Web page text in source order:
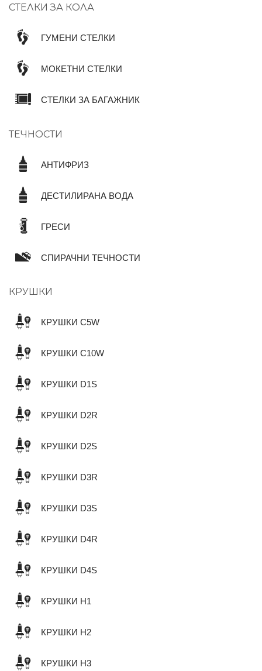
СТЕЛКИ ЗА КОЛА
ГУМЕНИ СТЕЛКИ
МОКЕТНИ СТЕЛКИ
СТЕЛКИ ЗА БАГАЖНИК
ТЕЧНОСТИ
АНТИФРИЗ
ДЕСТИЛИРАНА ВОДА
ГРЕСИ
СПИРАЧНИ ТЕЧНОСТИ
КРУШКИ
КРУШКИ C5W
КРУШКИ C10W
КРУШКИ D1S
КРУШКИ D2R
КРУШКИ D2S
КРУШКИ D3R
КРУШКИ D3S
КРУШКИ D4R
КРУШКИ D4S
КРУШКИ H1
КРУШКИ H2
КРУШКИ H3